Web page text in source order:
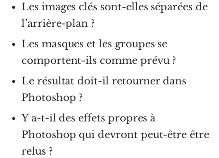
Les images clés sont-elles séparées de
l’arrière-plan ?
Les masques et les groupes se
comportent-ils comme prévu ?
Le résultat doit-il retourner dans
Photoshop ?
Y a-t-il des effets propres à
Photoshop qui devront peut-être être
relus ?